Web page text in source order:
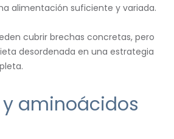
alimentación suficiente y variada.
cubrir brechas concretas, pero
desordenada en una estrategia
aminoácidos